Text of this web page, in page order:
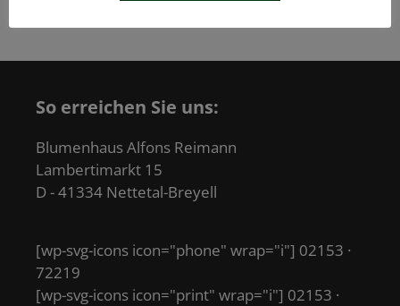
So erreichen Sie uns:
Blumenhaus Alfons Reimann
Lambertimarkt 15
D - 41334 Nettetal-Breyell
[wp-svg-icons icon="phone" wrap="i"] 02153 ·
72219
[wp-svg-icons icon="print" wrap="i"] 02153 ·